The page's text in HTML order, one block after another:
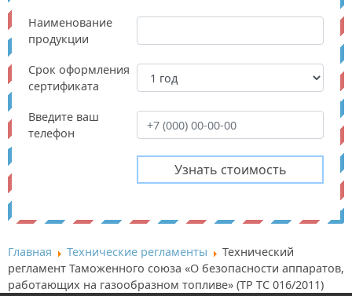
Наименование
продукции
Срок оформления
сертификата
Введите ваш
телефон
Главная Технические регламенты
Технический
регламент Таможенного союза «О безопасности аппаратов,
работающих на газообразном топливе» (ТР ТС 016/2011)